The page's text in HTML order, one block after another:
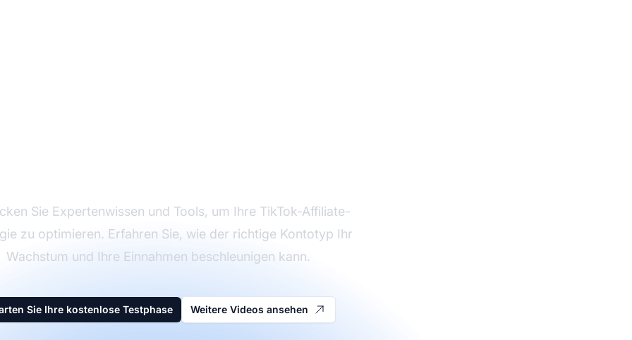
Sie Expertenwissen und Tools, um Ihre TikTok-Affiliate-
zu optimieren. Erfahren Sie, wie der richtige Kontotyp Ihr
Wachstum und Ihre Einnahmen beschleunigen kann.
Sie Ihre kostenlose Testphase Weitere Videos ansehen